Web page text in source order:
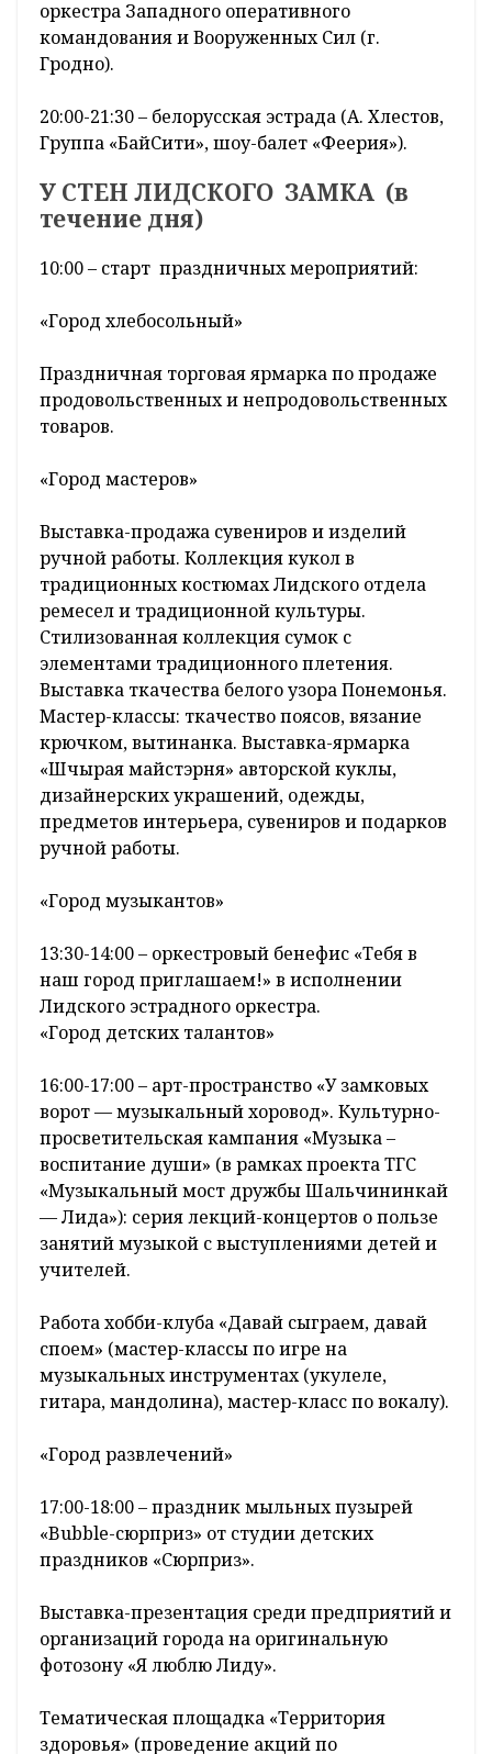
оркестра Западного оперативного
командования и Вооруженных Сил (г.
Гродно).
20:00-21:30 – белорусская эстрада (А. Хлестов,
Группа «БайСити», шоу-балет «Феерия»).
У СТЕН ЛИДСКОГО ЗАМКА (в
течение дня)
10:00 – старт праздничных мероприятий:
«Город хлебосольный»
Праздничная торговая ярмарка по продаже
продовольственных и непродовольственных
товаров.
«Город мастеров»
Выставка-продажа сувениров и изделий
ручной работы. Коллекция кукол в
традиционных костюмах Лидского отдела
ремесел и традиционной культуры.
Стилизованная коллекция сумок с
элементами традиционного плетения.
Выставка ткачества белого узора Понемонья.
Мастер-классы: ткачество поясов, вязание
крючком, вытинанка. Выставка-ярмарка
«Шчырая майстэрня» авторской куклы,
дизайнерских украшений, одежды,
предметов интерьера, сувениров и подарков
ручной работы.
«Город музыкантов»
13:30-14:00 – оркестровый бенефис «Тебя в
наш город приглашаем!» в исполнении
Лидского эстрадного оркестра.
«Город детских талантов»
16:00-17:00 – арт-пространство «У замковых
ворот — музыкальный хоровод». Культурно-
просветительская кампания «Музыка –
воспитание души» (в рамках проекта ТГС
«Музыкальный мост дружбы Шальчининкай
— Лида»): серия лекций-концертов о пользе
занятий музыкой с выступлениями детей и
учителей.
Работа хобби-клуба «Давай сыграем, давай
споем» (мастер-классы по игре на
музыкальных инструментах (укулеле,
гитара, мандолина), мастер-класс по вокалу).
«Город развлечений»
17:00-18:00 – праздник мыльных пузырей
«Bubble-сюрприз» от студии детских
праздников «Сюрприз».
Выставка-презентация среди предприятий и
организаций города на оригинальную
фотозону «Я люблю Лиду».
Тематическая площадка «Территория
здоровья» (проведение акций по